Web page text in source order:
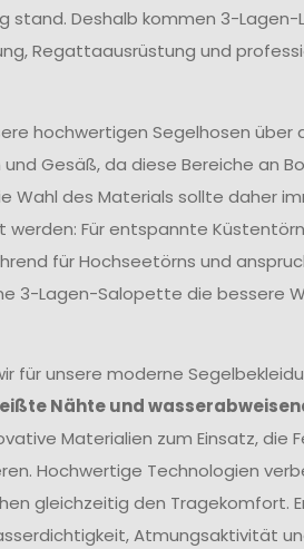
stand. Deshalb kommen 3-
Regattaausrüstung und
hochwertigen Segelhosen über
Gesäß, da diese Bereiche an
Wahl des Materials sollte daher
werden: Für entspannte
für Hochseetörns und
3-Lagen-Salopette die bessere
für unsere moderne
Nähte und
Materialien zum Einsatz, die
Hochwertige Technologien
gleichzeitig den Tragekomfort.
Atmungsaktivität